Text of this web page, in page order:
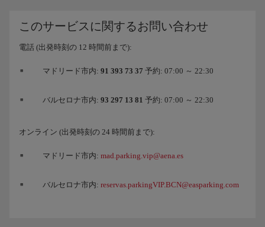
このサービスに関するお問い合わせ
電話 (出発時刻の 12 時間前まで):
マドリード市内: 91 393 73 37 予約: 07:00 ～ 22:30
バルセロナ市内: 93 297 13 81 予約: 07:00 ～ 22:30
オンライン (出発時刻の 24 時間前まで):
マドリード市内: mad.parking.vip@aena.es
バルセロナ市内: reservas.parkingVIP.BCN@easparking.com